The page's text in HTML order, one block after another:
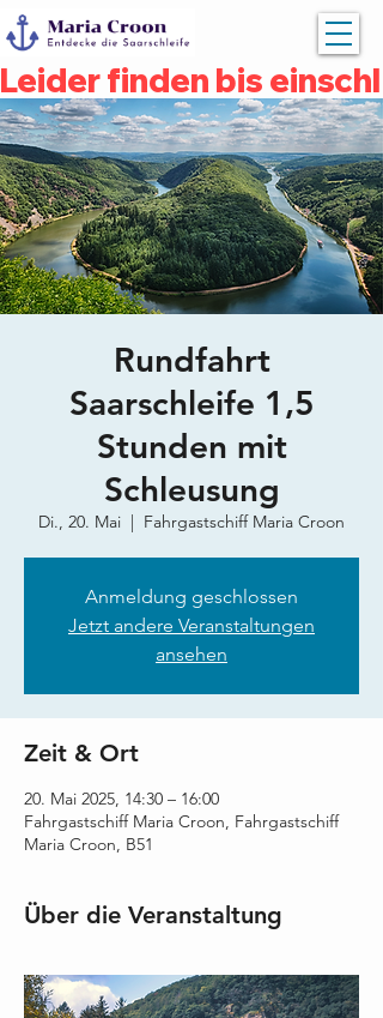
Leider finden bis
Rundfahrt
Saarschleife 1,5
Stunden mit
Schleusung
Di., 20. Mai Fahrgastschiff Maria Croon
Anmeldung geschlossen
Jetzt andere Veranstaltungen
ansehen
Zeit & Ort
20. Mai 2025, 14:30 – 16:00
Fahrgastschiff Maria Croon, Fahrgastschiff
Maria Croon, B51
Über die Veranstaltung